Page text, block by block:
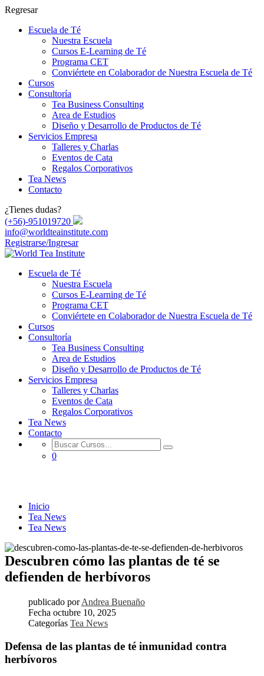
Regresar
Escuela de Té
Nuestra Escuela
Cursos E-Learning de Té
Programa CET
Conviértete en Colaborador de Nuestra Escuela de Té
Cursos
Consultoría
Tea Business Consulting
Area de Estudios
Diseño y Desarrollo de Productos de Té
Servicios Empresa
Talleres y Charlas
Eventos de Cata
Regalos Corporativos
Tea News
Contacto
¿Tienes dudas?
(+56)-951019720
info@worldteainstitute.com
Registrarse/Ingresar
Escuela de Té
Nuestra Escuela
Cursos E-Learning de Té
Programa CET
Conviértete en Colaborador de Nuestra Escuela de Té
Cursos
Consultoría
Tea Business Consulting
Area de Estudios
Diseño y Desarrollo de Productos de Té
Servicios Empresa
Talleres y Charlas
Eventos de Cata
Regalos Corporativos
Tea News
Contacto
0
Inicio
Tea News
Tea News
Descubren cómo las plantas de té se
defienden de herbívoros
publicado por Andrea Buenaño
Fecha octubre 10, 2025
Categorías Tea News
Defensa de las plantas de té inmunidad contra
herbívoros